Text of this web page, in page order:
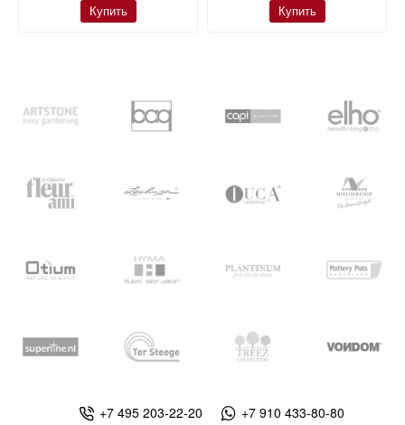
Купить Купить
+7 495 203-22-20 +7 910 433-80-80